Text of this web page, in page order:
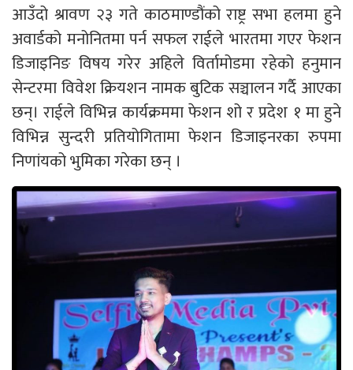
आउँदो श्रावण २३ गते काठमाण्डौंको राष्ट्र सभा हलमा हुने
अवार्डको मनोनितमा पर्न सफल राईले भारतमा गएर फेशन
डिजाइनिङ विषय गरेर अहिले विर्तामोडमा रहेको हनुमान
सेन्टरमा विवेश क्रियशन नामक बुटिक सञ्चालन गर्दै आएका
छन्। राईले विभिन्न कार्यक्रममा फेशन शो र प्रदेश १ मा हुने
विभिन्न सुन्दरी प्रतियोगितामा फेशन डिजाइनरका रुपमा
निणांयको भुमिका गरेका छन् ।